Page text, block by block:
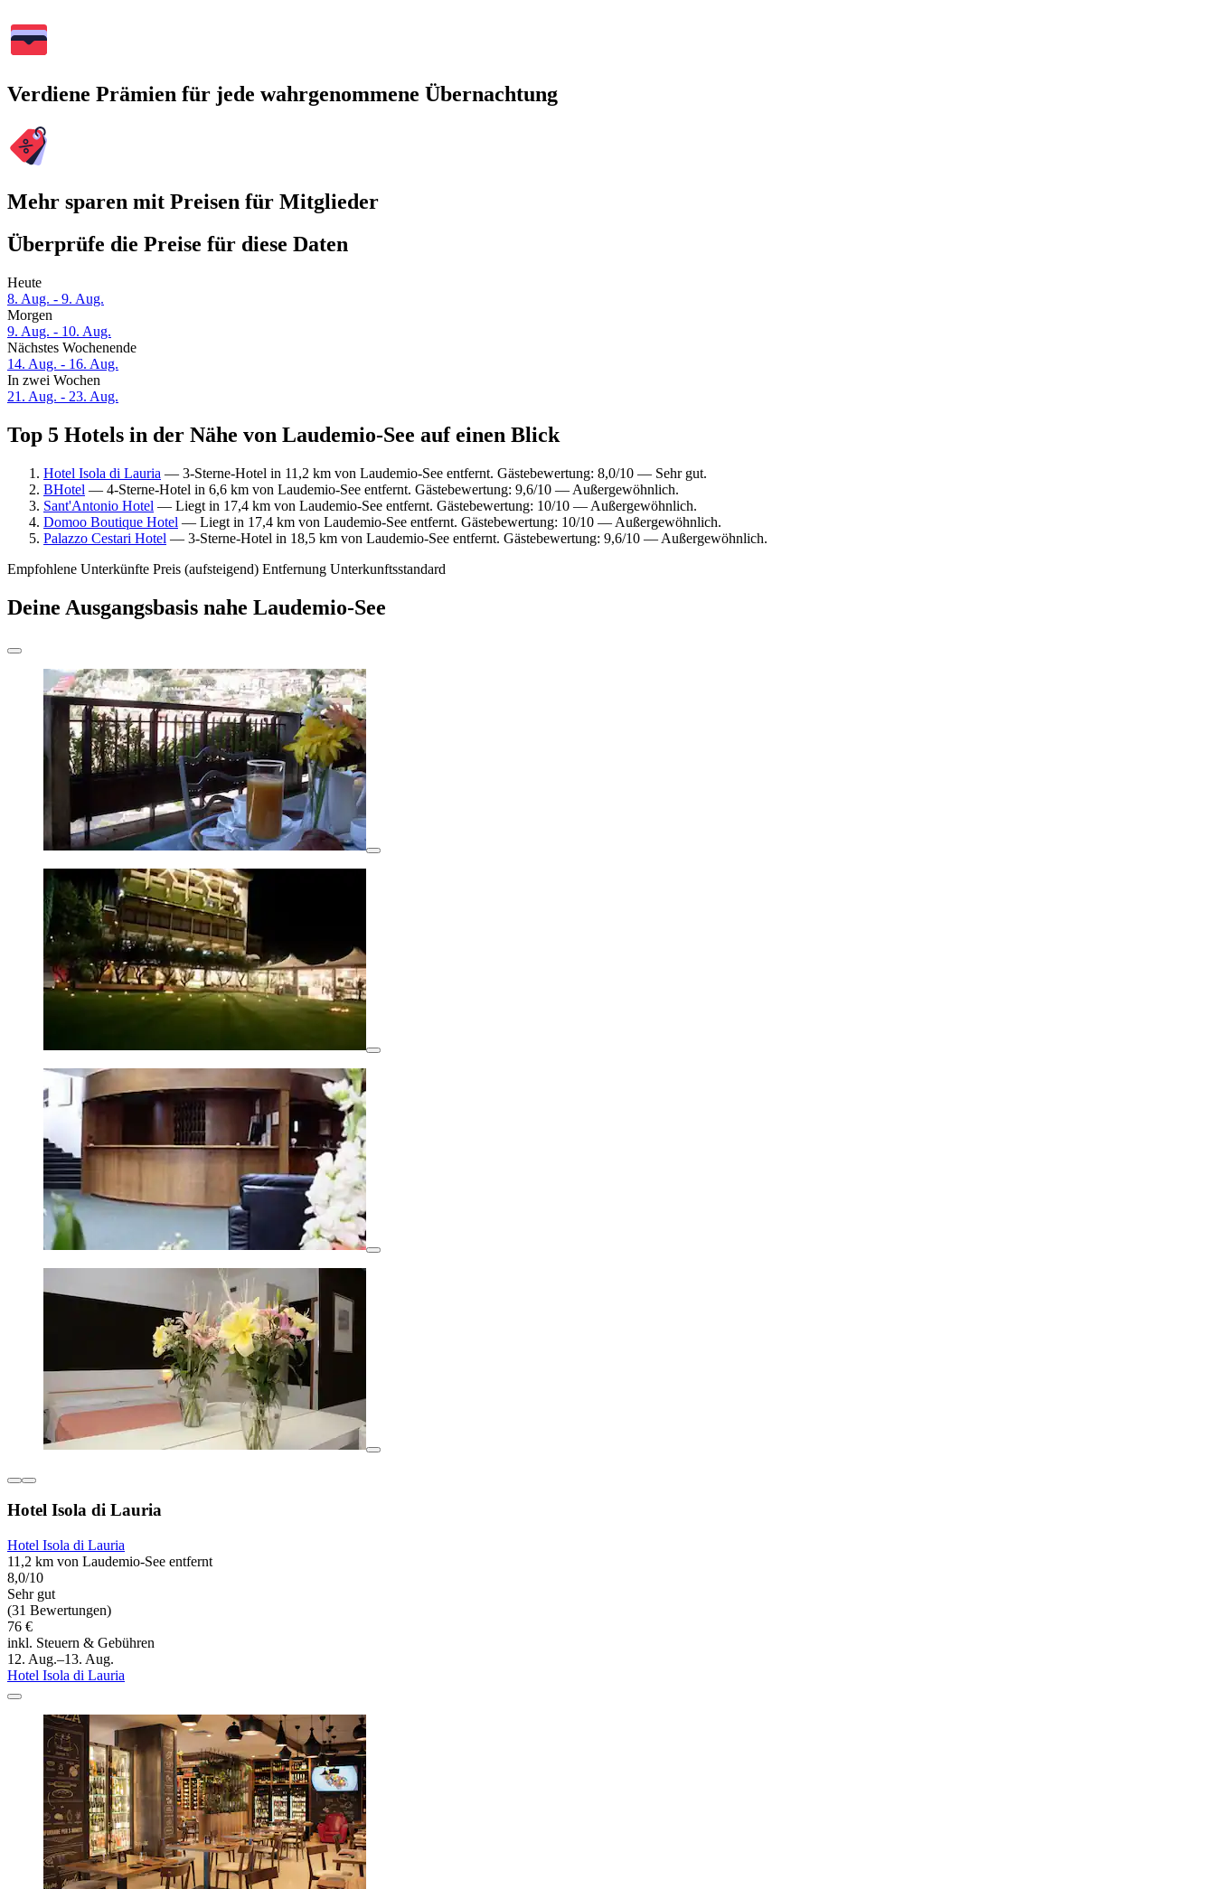
Verdiene Prämien für jede wahrgenommene Übernachtung
Mehr sparen mit Preisen für Mitglieder
Überprüfe die Preise für diese Daten
Heute
8. Aug. - 9. Aug.
Morgen
9. Aug. - 10. Aug.
Nächstes Wochenende
14. Aug. - 16. Aug.
In zwei Wochen
21. Aug. - 23. Aug.
Top 5 Hotels in der Nähe von Laudemio-See auf einen Blick
Hotel Isola di Lauria — 3-Sterne-Hotel in 11,2 km von Laudemio-See entfernt. Gästebewertung: 8,0/10 — Sehr gut.
BHotel — 4-Sterne-Hotel in 6,6 km von Laudemio-See entfernt. Gästebewertung: 9,6/10 — Außergewöhnlich.
Sant'Antonio Hotel — Liegt in 17,4 km von Laudemio-See entfernt. Gästebewertung: 10/10 — Außergewöhnlich.
Domoo Boutique Hotel — Liegt in 17,4 km von Laudemio-See entfernt. Gästebewertung: 10/10 — Außergewöhnlich.
Palazzo Cestari Hotel — 3-Sterne-Hotel in 18,5 km von Laudemio-See entfernt. Gästebewertung: 9,6/10 — Außergewöhnlich.
Empfohlene Unterkünfte Preis (aufsteigend) Entfernung Unterkunftsstandard
Deine Ausgangsbasis nahe Laudemio-See
Hotel Isola di Lauria
Hotel Isola di Lauria
11,2 km von Laudemio-See entfernt
8,0/10
Sehr gut
(31 Bewertungen)
76 €
inkl. Steuern & Gebühren
12. Aug.–13. Aug.
Hotel Isola di Lauria